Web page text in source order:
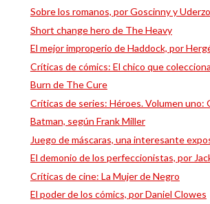
Sobre los romanos, por Goscinny y Uderzo
Short change hero de The Heavy
El mejor improperio de Haddock, por
Críticas de cómics: El chico que
Burn de The Cure
Críticas de series: Héroes. Volumen uno:
Batman, según Frank Miller
Juego de máscaras, una interesante
El demonio de los perfeccionistas, por
Críticas de cine: La Mujer de Negro
El poder de los cómics, por Daniel Clowes